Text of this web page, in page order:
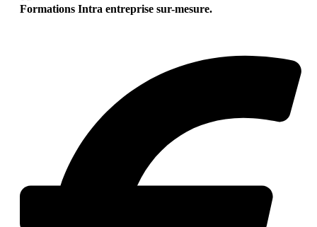
Formations Intra entreprise sur-mesure.